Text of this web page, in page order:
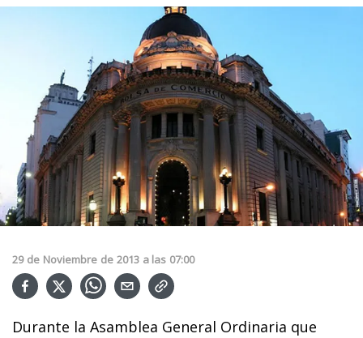
29 de Noviembre de 2013 a las 07:00
Durante la Asamblea General Ordinaria que